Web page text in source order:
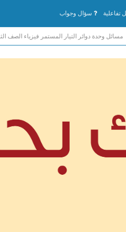
تفاعلية سؤال وجواب
مسائل وحدة دوائر التيار المستمر فيزياء الصف